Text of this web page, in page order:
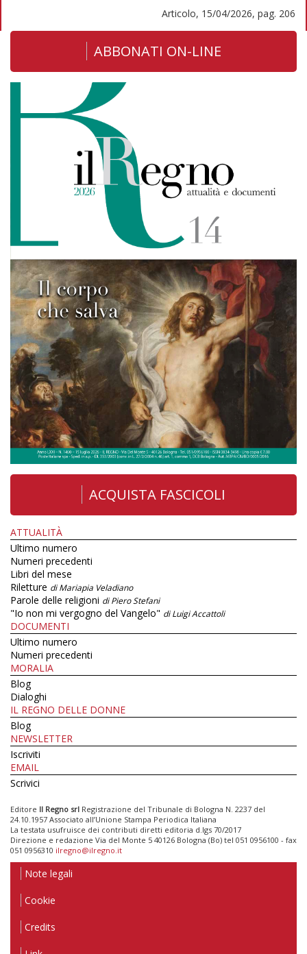
Articolo, 15/04/2026, pag. 206
ABBONATI ON-LINE
ACQUISTA FASCICOLI
ATTUALITÀ
Ultimo numero
Numeri precedenti
Libri del mese
Riletture di Mariapia Veladiano
Parole delle religioni di Piero Stefani
"Io non mi vergogno del Vangelo" di Luigi Accattoli
DOCUMENTI
Ultimo numero
Numeri precedenti
MORALIA
Blog
Dialoghi
IL REGNO DELLE DONNE
Blog
NEWSLETTER
Iscriviti
EMAIL
Scrivici
Editore Il Regno srl Registrazione del Tribunale di Bologna N. 2237 del
24.10.1957 Associato all’Unione Stampa Periodica Italiana
La testata usufruisce dei contributi diretti editoria d.lgs 70/2017
Direzione e redazione Via del Monte 5 40126 Bologna (Bo) tel 051 0956100 - fax
051 0956310 ilregno@ilregno.it
Note legali
Cookie
Credits